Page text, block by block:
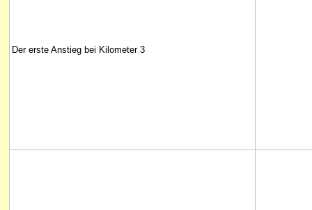
Der erste Anstieg bei Kilometer 3